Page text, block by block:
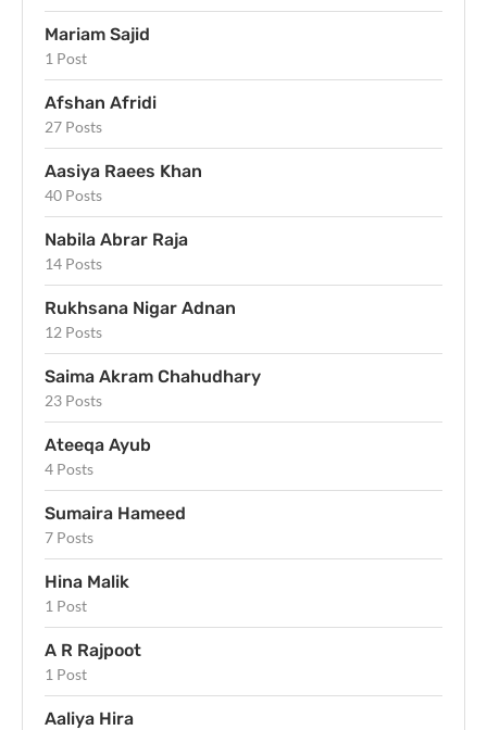
Mariam Sajid
1 Post
Afshan Afridi
27 Posts
Aasiya Raees Khan
40 Posts
Nabila Abrar Raja
14 Posts
Rukhsana Nigar Adnan
12 Posts
Saima Akram Chahudhary
23 Posts
Ateeqa Ayub
4 Posts
Sumaira Hameed
7 Posts
Hina Malik
1 Post
A R Rajpoot
1 Post
Aaliya Hira